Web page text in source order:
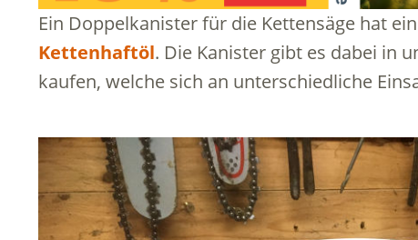
Ein Doppelkanister für die Kettensäge hat
Kettenhaftöl. Die Kanister gibt es dabei in
kaufen, welche sich an unterschiedliche